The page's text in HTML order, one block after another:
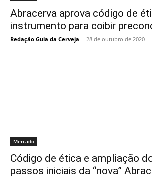
Abracerva aprova código de
instrumento para coibir
Redação Guia da Cerveja - 28 de outubro de 2020
Mercado
Código de ética e ampliação
passos iniciais da “nova”